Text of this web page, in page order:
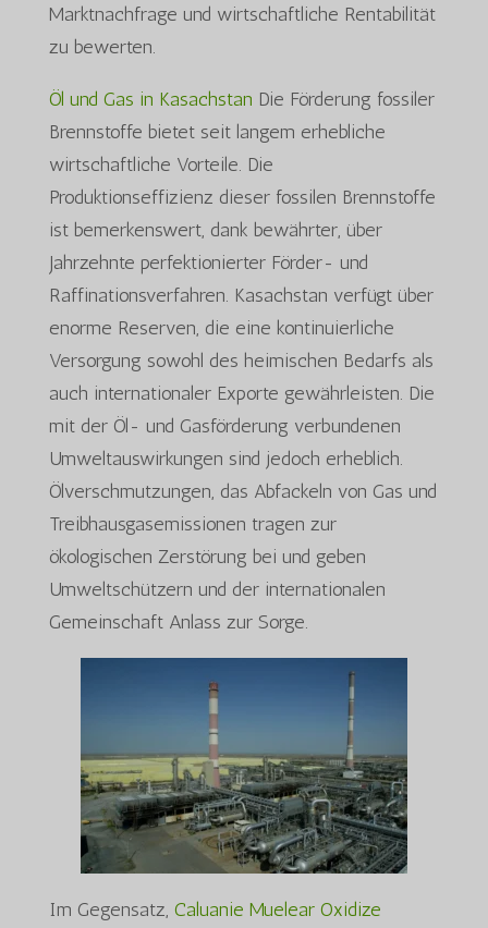
Marktnachfrage und wirtschaftliche Rentabilität
zu bewerten.
Öl und Gas in Kasachstan Die Förderung fossiler
Brennstoffe bietet seit langem erhebliche
wirtschaftliche Vorteile. Die
Produktionseffizienz dieser fossilen Brennstoffe
ist bemerkenswert, dank bewährter, über
Jahrzehnte perfektionierter Förder- und
Raffinationsverfahren. Kasachstan verfügt über
enorme Reserven, die eine kontinuierliche
Versorgung sowohl des heimischen Bedarfs als
auch internationaler Exporte gewährleisten. Die
mit der Öl- und Gasförderung verbundenen
Umweltauswirkungen sind jedoch erheblich.
Ölverschmutzungen, das Abfackeln von Gas und
Treibhausgasemissionen tragen zur
ökologischen Zerstörung bei und geben
Umweltschützern und der internationalen
Gemeinschaft Anlass zur Sorge.
Im Gegensatz, Caluanie Muelear Oxidize